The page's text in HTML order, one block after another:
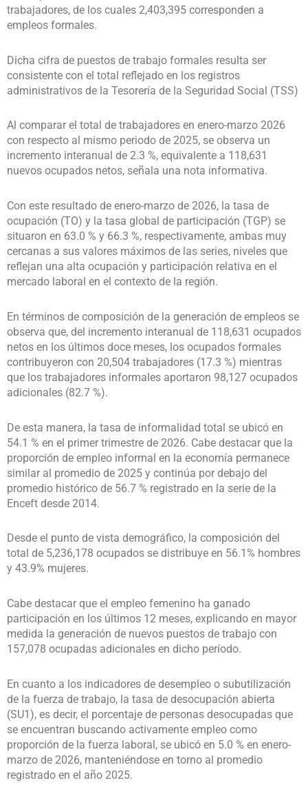
trabajadores, de los cuales 2,403,395 corresponden a
empleos formales.
Dicha cifra de puestos de trabajo formales resulta ser
consistente con el total reflejado en los registros
administrativos de la Tesorería de la Seguridad Social (TSS)
Al comparar el total de trabajadores en enero-marzo 2026
con respecto al mismo periodo de 2025, se observa un
incremento interanual de 2.3 %, equivalente a 118,631
nuevos ocupados netos, señala una nota informativa.
Con este resultado de enero-marzo de 2026, la tasa de
ocupación (TO) y la tasa global de participación (TGP) se
situaron en 63.0 % y 66.3 %, respectivamente, ambas muy
cercanas a sus valores máximos de las series, niveles que
reflejan una alta ocupación y participación relativa en el
mercado laboral en el contexto de la región.
En términos de composición de la generación de empleos se
observa que, del incremento interanual de 118,631 ocupados
netos en los últimos doce meses, los ocupados formales
contribuyeron con 20,504 trabajadores (17.3 %) mientras
que los trabajadores informales aportaron 98,127 ocupados
adicionales (82.7 %).
De esta manera, la tasa de informalidad total se ubicó en
54.1 % en el primer trimestre de 2026. Cabe destacar que la
proporción de empleo informal en la economía permanece
similar al promedio de 2025 y continúa por debajo del
promedio histórico de 56.7 % registrado en la serie de la
Enceft desde 2014.
Desde el punto de vista demográfico, la composición del
total de 5,236,178 ocupados se distribuye en 56.1% hombres
y 43.9% mujeres.
Cabe destacar que el empleo femenino ha ganado
participación en los últimos 12 meses, explicando en mayor
medida la generación de nuevos puestos de trabajo con
157,078 ocupadas adicionales en dicho período.
En cuanto a los indicadores de desempleo o subutilización
de la fuerza de trabajo, la tasa de desocupación abierta
(SU1), es decir, el porcentaje de personas desocupadas que
se encuentran buscando activamente empleo como
proporción de la fuerza laboral, se ubicó en 5.0 % en enero-
marzo de 2026, manteniéndose en torno al promedio
registrado en el año 2025.